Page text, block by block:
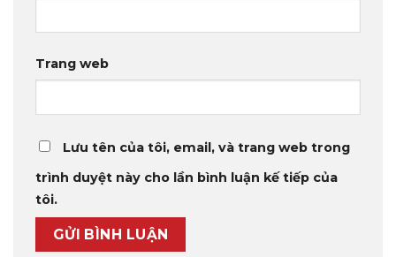
Trang web
Lưu tên của tôi, email, và trang web trong
trình duyệt này cho lần bình luận kế tiếp của
tôi.